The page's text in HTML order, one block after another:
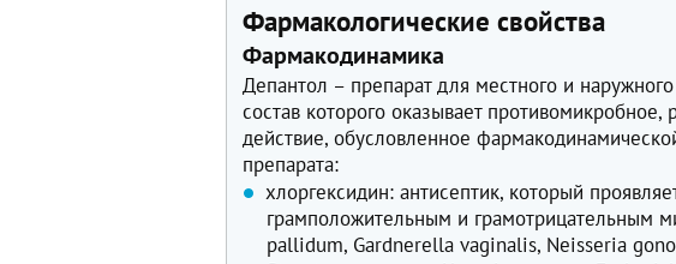
Фармакологические свойства
Фармакодинамика
Депантол – препарат для местного и
состав которого оказывает
действие, обусловленное
препарата:
хлоргексидин: антисептик, который
грамположительным и грамотрицательным
pallidum, Gardnerella vaginalis, Neisseria